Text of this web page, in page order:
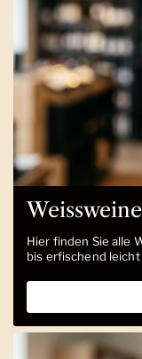
Weissweine
Hier finden Sie alle
bis erfischend leicht